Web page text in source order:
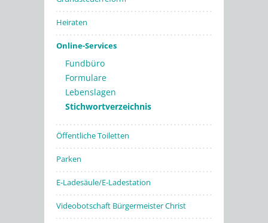
Heiraten
Online-Services
Fundbüro
Formulare
Lebenslagen
Stichwortverzeichnis
Öffentliche Toiletten
Parken
E-Ladesäule/E-Ladestation
Videobotschaft Bürgermeister Christ